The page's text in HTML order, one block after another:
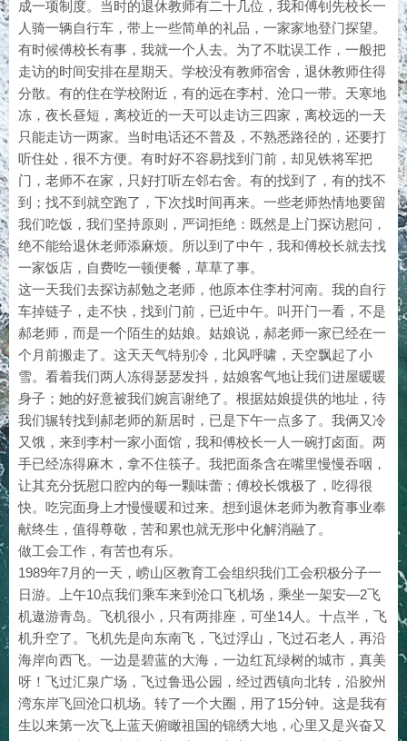
成一项制度。当时的退休教师有二十几位，我和傅钊先校长一
人骑一辆自行车，带上一些简单的礼品，一家家地登门探望。
有时候傅校长有事，我就一个人去。为了不耽误工作，一般把
走访的时间安排在星期天。学校没有教师宿舍，退休教师住得
分散。有的住在学校附近，有的远在李村、沧口一带。天寒地
冻，夜长昼短，离校近的一天可以走访三四家，离校远的一天
只能走访一两家。当时电话还不普及，不熟悉路径的，还要打
听住处，很不方便。有时好不容易找到门前，却见铁将军把
门，老师不在家，只好打听左邻右舍。有的找到了，有的找不
到；找不到就空跑了，下次找时间再来。一些老师热情地要留
我们吃饭，我们坚持原则，严词拒绝：既然是上门探访慰问，
绝不能给退休老师添麻烦。所以到了中午，我和傅校长就去找
一家饭店，自费吃一顿便餐，草草了事。
这一天我们去探访郝勉之老师，他原本住李村河南。我的自行
车掉链子，走不快，找到门前，已近中午。叫开门一看，不是
郝老师，而是一个陌生的姑娘。姑娘说，郝老师一家已经在一
个月前搬走了。这天天气特别冷，北风呼啸，天空飘起了小
雪。看着我们两人冻得瑟瑟发抖，姑娘客气地让我们进屋暖暖
身子；她的好意被我们婉言谢绝了。根据姑娘提供的地址，待
我们辗转找到郝老师的新居时，已是下午一点多了。我俩又冷
又饿，来到李村一家小面馆，我和傅校长一人一碗打卤面。两
手已经冻得麻木，拿不住筷子。我把面条含在嘴里慢慢吞咽，
让其充分抚慰口腔内的每一颗味蕾；傅校长饿极了，吃得很
快。吃完面身上才慢慢暖和过来。想到退休老师为教育事业奉
献终生，值得尊敬，苦和累也就无形中化解消融了。
做工会工作，有苦也有乐。
1989年7月的一天，崂山区教育工会组织我们工会积极分子一
日游。上午10点我们乘车来到沧口飞机场，乘坐一架安—2飞
机遨游青岛。飞机很小，只有两排座，可坐14人。十点半，飞
机升空了。飞机先是向东南飞，飞过浮山，飞过石老人，再沿
海岸向西飞。一边是碧蓝的大海，一边红瓦绿树的城市，真美
呀！飞过汇泉广场，飞过鲁迅公园，经过西镇向北转，沿胶州
湾东岸飞回沧口机场。转了一个大圈，用了15分钟。这是我有
生以来第一次飞上蓝天俯瞰祖国的锦绣大地，心里又是兴奋又